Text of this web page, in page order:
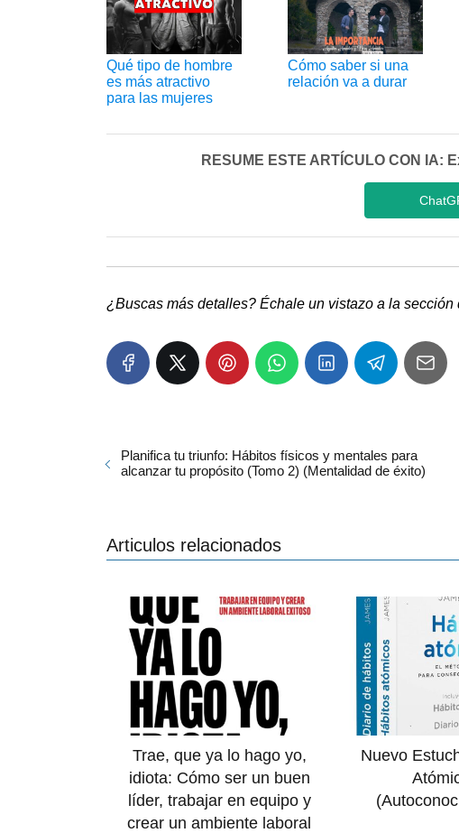
Qué tipo de hombre
es más atractivo
para las mujeres
Cómo saber si una
relación va a durar
RESUME ESTE ARTÍCULO CON IA:
¿Buscas más detalles? Échale un vistazo a la sección
Planifica tu triunfo: Hábitos físicos y mentales para
alcanzar tu propósito (Tomo 2) (Mentalidad de éxito)
Articulos relacionados
Trae, que ya lo hago yo,
idiota: Cómo ser un buen
líder, trabajar en equipo y
crear un ambiente laboral
Nuevo